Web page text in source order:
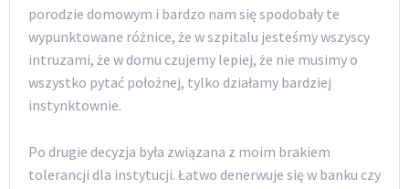
porodzie domowym i bardzo nam się spodobały te
wypunktowane różnice, że w szpitalu jesteśmy wszyscy
intruzami, że w domu czujemy lepiej, że nie musimy o
wszystko pytać położnej, tylko działamy bardziej
instynktownie.
Po drugie decyzja była związana z moim brakiem
tolerancji dla instytucji. Łatwo denerwuje się w banku czy